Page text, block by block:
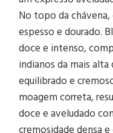
No topo da
espesso e dourado.
doce e intenso,
indianos da mais
equilibrado e
moagem correta,
doce e aveludado